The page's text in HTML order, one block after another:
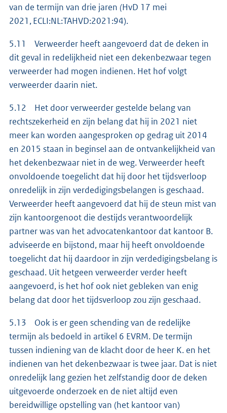
van de termijn van drie jaren (HvD 17 mei
2021, ECLI:NL:TAHVD:2021:94).
5.11 Verweerder heeft aangevoerd dat de deken in
dit geval in redelijkheid niet een dekenbezwaar tegen
verweerder had mogen indienen. Het hof volgt
verweerder daarin niet.
5.12 Het door verweerder gestelde belang van
rechtszekerheid en zijn belang dat hij in 2021 niet
meer kan worden aangesproken op gedrag uit 2014
en 2015 staan in beginsel aan de ontvankelijkheid van
het dekenbezwaar niet in de weg. Verweerder heeft
onvoldoende toegelicht dat hij door het tijdsverloop
onredelijk in zijn verdedigingsbelangen is geschaad.
Verweerder heeft aangevoerd dat hij de steun mist van
zijn kantoorgenoot die destijds verantwoordelijk
partner was van het advocatenkantoor dat kantoor B.
adviseerde en bijstond, maar hij heeft onvoldoende
toegelicht dat hij daardoor in zijn verdedigingsbelang is
geschaad. Uit hetgeen verweerder verder heeft
aangevoerd, is het hof ook niet gebleken van enig
belang dat door het tijdsverloop zou zijn geschaad.
5.13 Ook is er geen schending van de redelijke
termijn als bedoeld in artikel 6 EVRM. De termijn
tussen indiening van de klacht door de heer K. en het
indienen van het dekenbezwaar is twee jaar. Dat is niet
onredelijk lang gezien het zelfstandig door de deken
uitgevoerde onderzoek en de niet altijd even
bereidwillige opstelling van (het kantoor van)